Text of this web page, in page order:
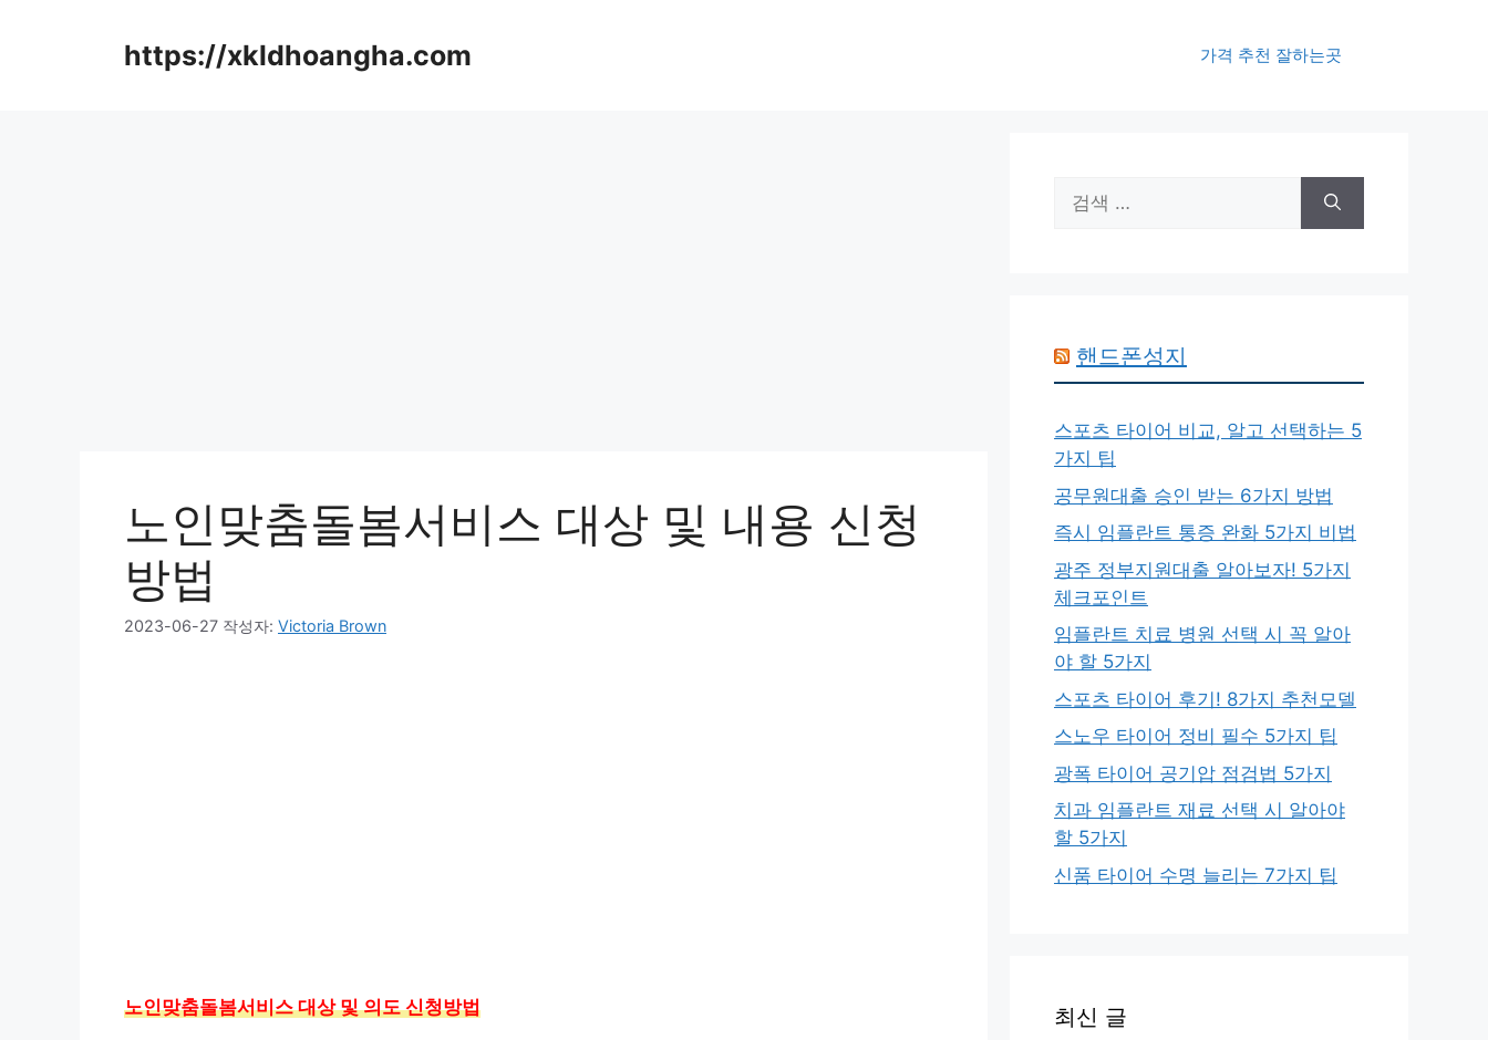
https://xkldhoangha.com 가격 추천 잘하는곳
노인맞춤돌봄서비스 대상 및 내용 신청
방법
2023-06-27 작성자: Victoria Brown
노인맞춤돌봄서비스 대상 및 의도 신청방법
색:
핸드폰성지
스포츠 타이어 비교, 알고 선택하는 5
가지 팁
공무원대출 승인 받는 6가지 방법
즉시 임플란트 통증 완화 5가지 비법
광주 정부지원대출 알아보자! 5가지
체크포인트
임플란트 치료 병원 선택 시 꼭 알아
야 할 5가지
스포츠 타이어 후기! 8가지 추천모델
스노우 타이어 정비 필수 5가지 팁
광폭 타이어 공기압 점검법 5가지
치과 임플란트 재료 선택 시 알아야
할 5가지
신품 타이어 수명 늘리는 7가지 팁
최신 글